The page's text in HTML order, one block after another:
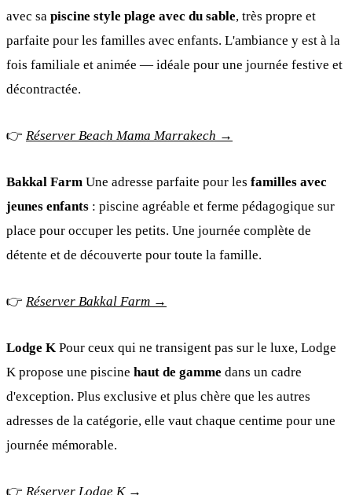
avec sa piscine style plage avec du sable, très propre et
parfaite pour les familles avec enfants. L'ambiance y est à la
fois familiale et animée — idéale pour une journée festive et
décontractée.
👉 Réserver Beach Mama Marrakech →
Bakkal Farm Une adresse parfaite pour les familles avec
jeunes enfants : piscine agréable et ferme pédagogique sur
place pour occuper les petits. Une journée complète de
détente et de découverte pour toute la famille.
👉 Réserver Bakkal Farm →
Lodge K Pour ceux qui ne transigent pas sur le luxe, Lodge
K propose une piscine haut de gamme dans un cadre
d'exception. Plus exclusive et plus chère que les autres
adresses de la catégorie, elle vaut chaque centime pour une
journée mémorable.
👉 Réserver Lodge K →